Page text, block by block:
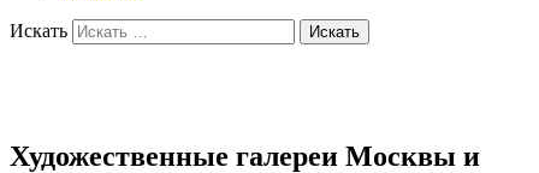
Искать
Художественные галереи Москвы и